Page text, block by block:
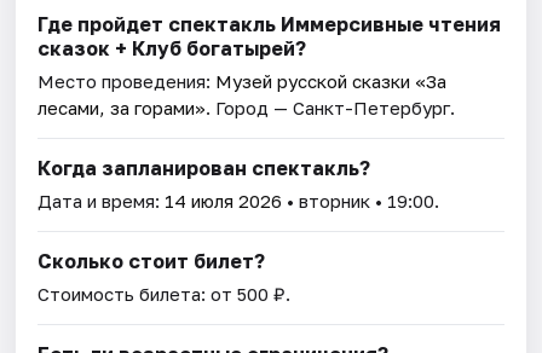
Где пройдет спектакль Иммерсивные чтения
сказок + Клуб богатырей?
Место проведения: Музей русской сказки «За
лесами, за горами». Город — Санкт-Петербург.
Когда запланирован спектакль?
Дата и время: 14 июля 2026 • вторник • 19:00.
Сколько стоит билет?
Стоимость билета: от 500 ₽.